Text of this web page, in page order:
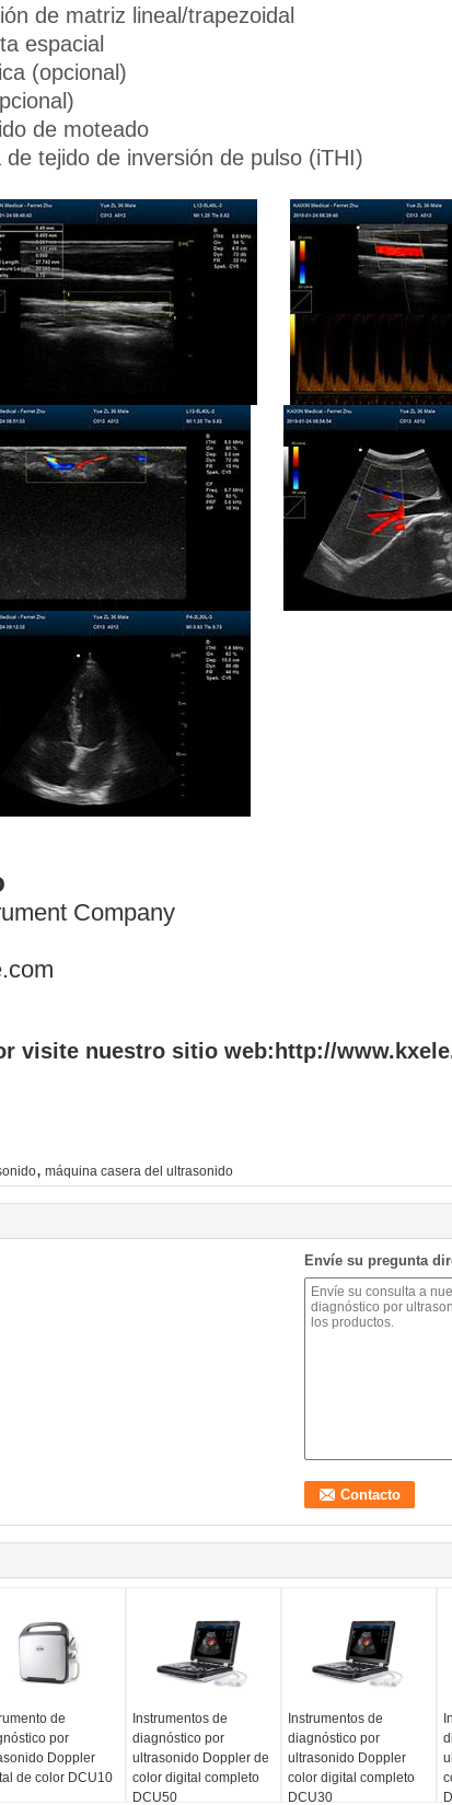
de matriz lineal/trapezoidal
espacial
(opcional)
de moteado
tejido de inversión de pulso (iTHI)
Company
visite nuestro sitio web: http://
, máquina casera del ultrasonido
Envíe su pregunta
de
por
Doppler
de color DCU10
Instrumentos de
diagnóstico por
ultrasonido Doppler de
color digital completo
DCU50
Instrumentos de
diagnóstico por
ultrasonido Doppler
color digital completo
DCU30